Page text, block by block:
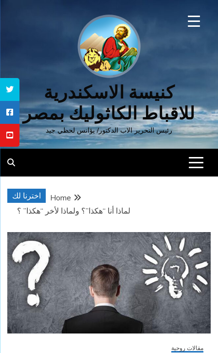
كنيسة الاسكندرية
للاقباط الكاثوليك بمصر
رئيس التحرير الاب الدكتور/ يؤانس لحظي جيد
اخترنا لك
Home
لماذا أنا “هكذا”؟ ولماذا لأخر “هكذا” ؟
مقالات روحية